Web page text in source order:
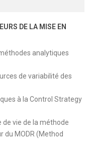
DE LA MISE EN
analytiques
de variabilité des
à la Control Strategy
de vie de la méthode
du MODR (Method